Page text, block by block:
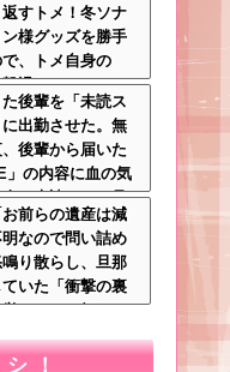
すトメ！冬ソナ
様グッズを勝手
、トメ自身の
退したったｗｗ
メにブーメラン
後輩を「未読ス
出勤させた。無
後輩から届いた
」の内容に血の気
に未読スルー見
前らの遺産は減
なので問い詰め
り散らし、旦那
いた「衝撃の裏
覚ｗｗｗ←知らん
！